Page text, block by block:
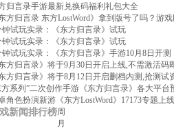
归言录手游最新兑换码福利礼包大全
东方归言录 东方LostWord》拿到版号了吗？游
钟试玩实录：《东方归言录》试玩
钟试玩实录：《东方归言录》试玩
钟试玩实录：《东方归言录》手游10月8日开测
东方归言录》将于9月30日开启上线,不需激活码
东方归言录》将于8月12日开启删档内测,抢测试
方系列”二次创作手游《东方归言录》各大平台
角色扮演新游《东方LostWord》17173专题上线
新闻排行榜周
月